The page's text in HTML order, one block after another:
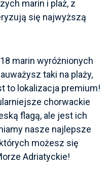
marin i plaż, z
się najwyższą
marin wyróżnionych
taki na plaży,
to lokalizacja premium!
chorwackie
flagą, ale jest ich
nasze najlepsze
możesz się
Adriatyckie!